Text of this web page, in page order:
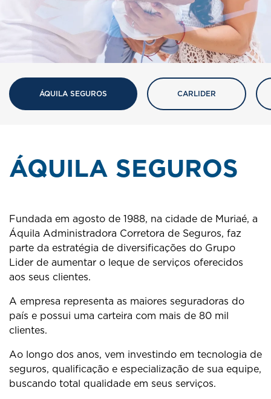
ÁQUILA SEGUROS CARLIDER
ÁQUILA SEGUROS
Fundada em agosto de 1988, na cidade de Muriaé, a
Áquila Administradora Corretora de Seguros, faz
parte da estratégia de diversificações do Grupo
Lider de aumentar o leque de serviços oferecidos
aos seus clientes.
A empresa representa as maiores seguradoras do
país e possui uma carteira com mais de 80 mil
clientes.
Ao longo dos anos, vem investindo em tecnologia de
seguros, qualificação e especialização de sua equipe,
buscando total qualidade em seus serviços.